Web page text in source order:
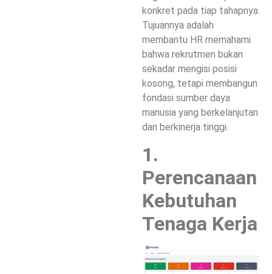
konkret pada tiap tahapnya.
Tujuannya adalah
membantu HR memahami
bahwa rekrutmen bukan
sekadar mengisi posisi
kosong, tetapi membangun
fondasi sumber daya
manusia yang berkelanjutan
dan berkinerja tinggi.
1.
Perencanaan
Kebutuhan
Tenaga Kerja